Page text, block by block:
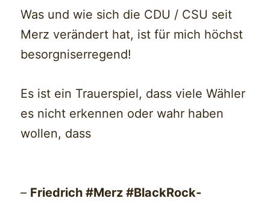
Was und wie sich die CDU / CSU seit
Merz verändert hat, ist für mich höchst
besorgniserregend!
Es ist ein Trauerspiel, dass viele Wähler
es nicht erkennen oder wahr haben
wollen, dass
– Friedrich #Merz #BlackRock-